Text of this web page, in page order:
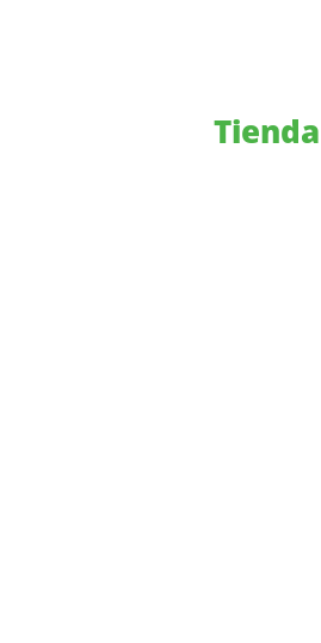
Tienda